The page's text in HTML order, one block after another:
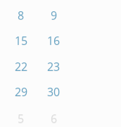
8
9
15
16
22
23
29
30
5 6